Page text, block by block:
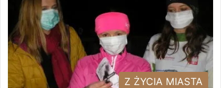
Z ŻYCIA MIASTA